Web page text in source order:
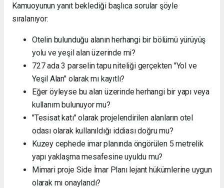
Kamuoyunun yanıt beklediği başlıca sorular şöyle
sıralanıyor:
Otelin bulunduğu alanın herhangi bir bölümü yürüyüş
yolu ve yeşil alan üzerinde mi?
727 ada 3 parselin tapu niteliği gerçekten "Yol ve
Yeşil Alan" olarak mı kayıtlı?
Eğer öyleyse bu alan üzerinde herhangi bir yapı veya
kullanım bulunuyor mu?
"Tesisat katı" olarak projelendirilen alanların otel
odası olarak kullanıldığı iddiası doğru mu?
Kuzey cephede imar planında öngörülen 5 metrelik
yapı yaklaşma mesafesine uyuldu mu?
Mimari proje Side İmar Planı lejant hükümlerine uygun
olarak mı onaylandı?